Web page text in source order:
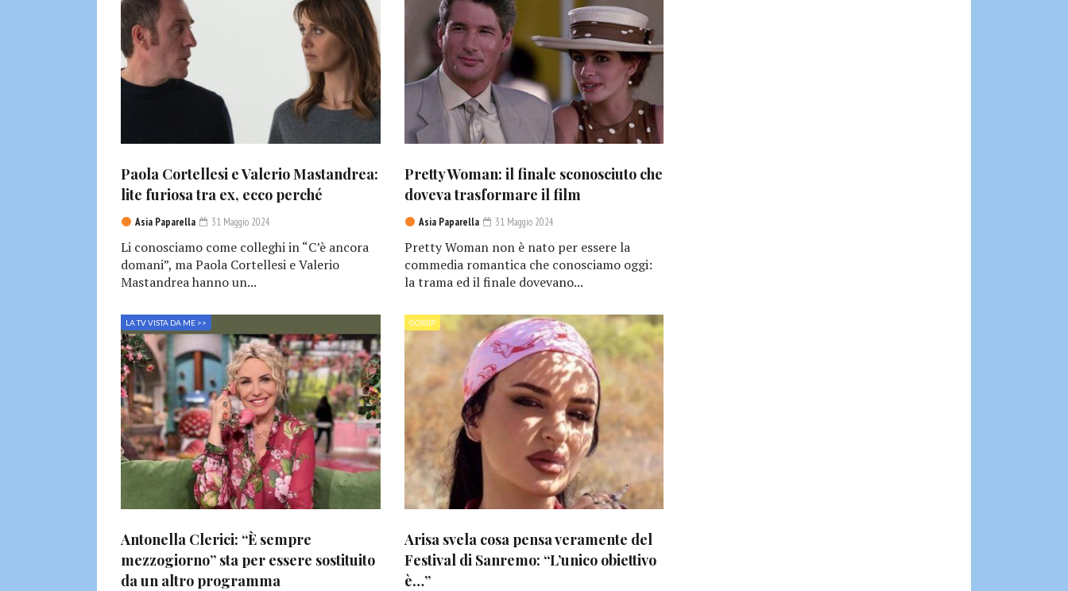
Paola Cortellesi e Valerio Mastandrea:
lite furiosa tra ex, ecco perché
Asia Paparella 31 Maggio 2024
Li conosciamo come colleghi in “C’è ancora
domani”, ma Paola Cortellesi e Valerio
Mastandrea hanno un...
Pretty Woman: il finale sconosciuto che
doveva trasformare il film
Asia Paparella 31 Maggio 2024
Pretty Woman non è nato per essere la
commedia romantica che conosciamo oggi:
la trama ed il finale dovevano...
LA TV VISTA DA ME >>
Antonella Clerici: “È sempre
mezzogiorno” sta per essere sostituito
da un altro programma
GOSSIP
Arisa svela cosa pensa veramente del
Festival di Sanremo: “L’unico obiettivo
è…”